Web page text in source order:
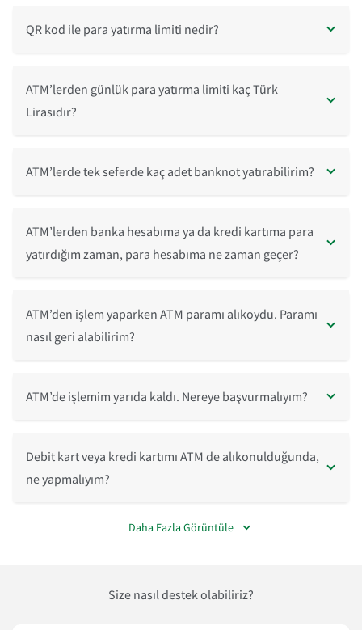
QR kod ile para yatırma limiti nedir?
ATM’lerden günlük para yatırma limiti kaç Türk
Lirasıdır?
ATM’lerde tek seferde kaç adet banknot yatırabilirim?
ATM’lerden banka hesabıma ya da kredi kartıma para
yatırdığım zaman, para hesabıma ne zaman geçer?
ATM’den işlem yaparken ATM paramı alıkoydu. Paramı
nasıl geri alabilirim?
ATM’de işlemim yarıda kaldı. Nereye başvurmalıyım?
Debit kart veya kredi kartımı ATM de alıkonulduğunda,
ne yapmalıyım?
Daha Fazla Görüntüle
Size nasıl destek olabiliriz?